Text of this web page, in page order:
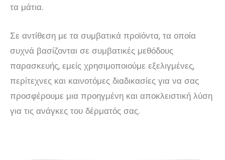
τα μάτια.
Σε αντίθεση με τα συμβατικά προϊόντα, τα οποία
συχνά βασίζονται σε συμβατικές μεθόδους
παρασκευής, εμείς χρησιμοποιούμε εξελιγμένες,
περίτεχνες και καινοτόμες διαδικασίες για να σας
προσφέρουμε μια προηγμένη και αποκλειστική λύση
για τις ανάγκες του δέρματός σας.